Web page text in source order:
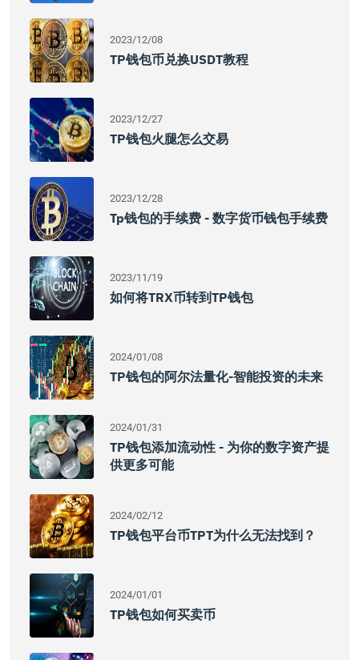
2023/12/08
TP钱包币兑换USDT教程
2023/12/27
TP钱包火腿怎么交易
2023/12/28
Tp钱包的手续费 - 数字货币钱包手续费
2023/11/19
如何将TRX币转到TP钱包
2024/01/08
TP钱包的阿尔法量化-智能投资的未来
2024/01/31
TP钱包添加流动性 - 为你的数字资产提
供更多可能
2024/02/12
TP钱包平台币TPT为什么无法找到？
2024/01/01
TP钱包如何买卖币